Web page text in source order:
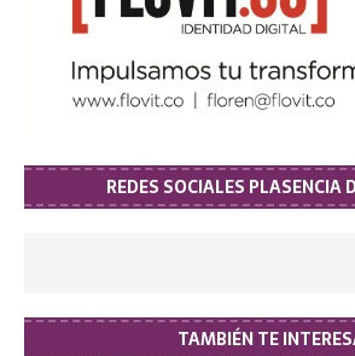
REDES SOCIALES PLASENCIA
TAMBIÉN TE